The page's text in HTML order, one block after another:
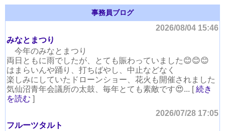
事務員ブログ
2026/08/04 15:46
みなとまつり
今年のみなとまつり
両日ともに雨でしたが、とても賑わっていました😊😊😊
はまらいんや踊り、打ちばやし、中止などなく
楽しみにしていたドローンショー、花火も開催されました
気仙沼青年会議所の太鼓、毎年とても素敵です😍... [続き
を読む ]
2026/07/28 17:05
フルーツタルト